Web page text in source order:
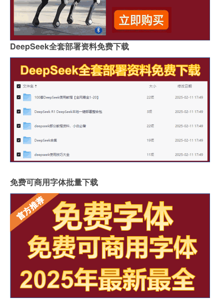
DeepSeek全套部署资料免费下载
免费可商用字体批量下载